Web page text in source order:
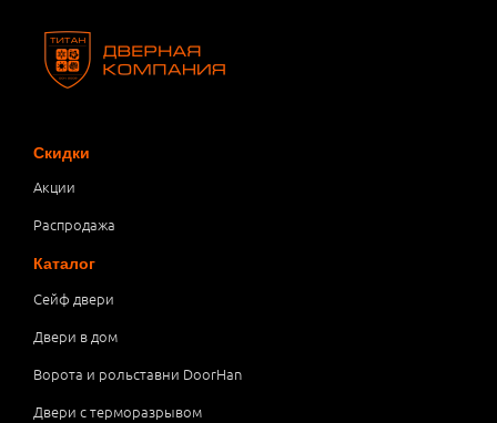
Скидки
Акции
Распродажа
Каталог
Сейф двери
Двери в дом
Ворота и рольставни DoorHan
Двери с терморазрывом